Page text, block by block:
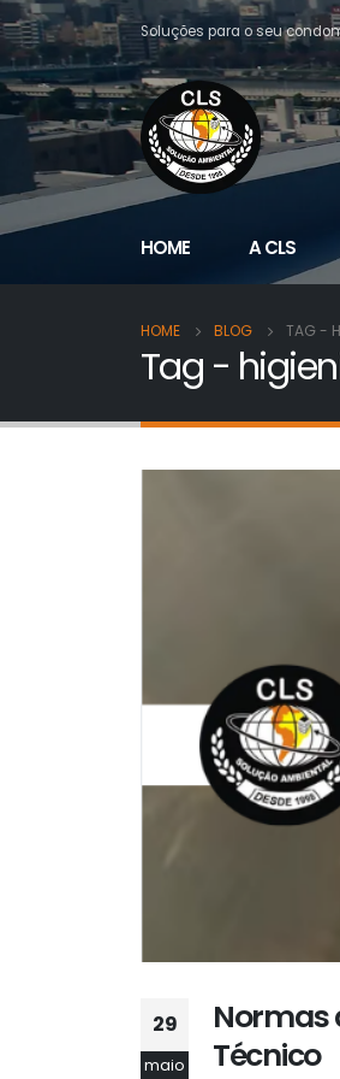
Soluções para o seu
HOME A CLS
HOME BLOG TAG -
Tag -
29
maio
Normas
Técnico